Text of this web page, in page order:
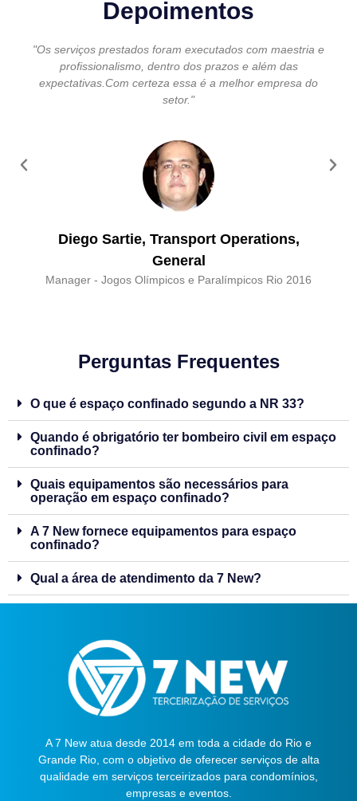
Depoimentos
"Os serviços prestados foram executados com maestria e
profissionalismo, dentro dos prazos e além das
expectativas.Com certeza essa é a melhor empresa do
setor."
Diego Sartie, Transport Operations,
General
Manager - Jogos Olímpicos e Paralímpicos Rio 2016
Perguntas Frequentes
O que é espaço confinado segundo a NR 33?
Quando é obrigatório ter bombeiro civil em espaço
confinado?
Quais equipamentos são necessários para
operação em espaço confinado?
A 7 New fornece equipamentos para espaço
confinado?
Qual a área de atendimento da 7 New?
A 7 New atua desde 2014 em toda a cidade do Rio e
Grande Rio, com o objetivo de oferecer serviços de alta
qualidade em serviços terceirizados para condomínios,
empresas e eventos.